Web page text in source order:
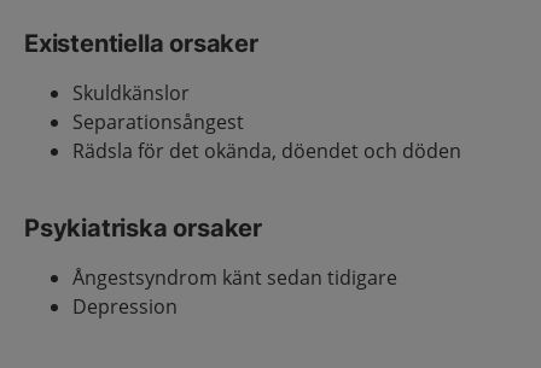
Existentiella orsaker
Skuldkänslor
Separationsångest
Rädsla för det okända, döendet och döden
Psykiatriska orsaker
Ångestsyndrom känt sedan tidigare
Depression